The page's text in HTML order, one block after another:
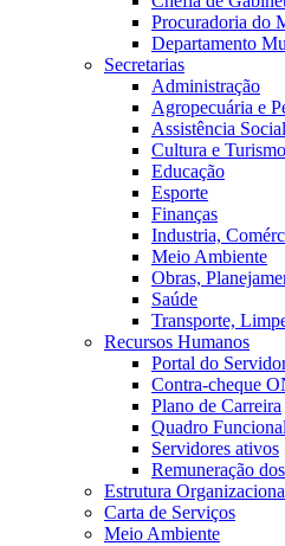
Procuradoria do
Departamento
Secretarias
Administração
Agropecuária e
Assistência Social
Cultura e Turismo
Educação
Esporte
Finanças
Industria,
Meio Ambiente
Obras,
Saúde
Transporte,
Recursos Humanos
Portal do
Contra-cheque
Plano de Carreira
Quadro Funcional
Servidores ativos
Remuneração
Estrutura
Carta de Serviços
Meio Ambiente